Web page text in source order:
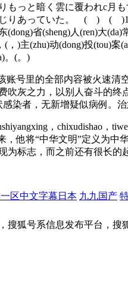
もっと暗く雲に覆われc月
りあっていた。 ( ) (
(dong)省(sheng)人(ren)大
，)主(zhu)动(dong)投(tou)案
。(。)
号里的全部内容被火速清
吹灰之力，以别人奋斗的
染者，无新增疑似病例。
，chixudishao，
将“中华文明”定义为中华
为标志，而之前还有很长的
一区中文字幕日本 九九国产
搜狐号系信息发布平台，搜